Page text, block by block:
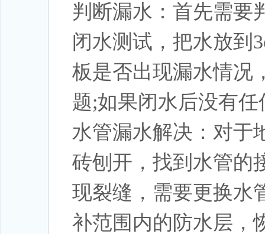
判断漏水：首先需要
闭水测试，把水放到
板是否出现漏水情况
题;如果闭水后没有
水管漏水解决：对于
砖刨开，找到水管的
现裂缝，需要更换水
补范围内的防水层，